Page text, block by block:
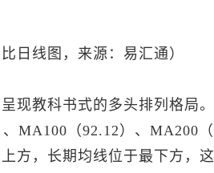
日线图，来源：易汇通）
现教科书式的多头排列格局
MA100（92.12）、MA200
方，长期均线位于最下方，